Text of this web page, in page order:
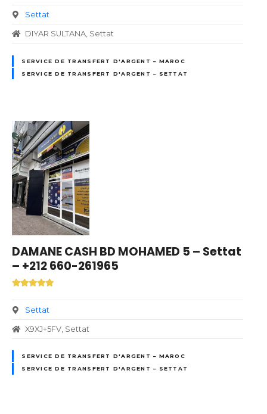
Settat
DIYAR SULTANA, Settat
SERVICE DE TRANSFERT D'ARGENT – MAROC
SERVICE DE TRANSFERT D'ARGENT – SETTAT
DAMANE CASH BD MOHAMED 5 – Settat
– +212 660-261965
Settat
X9XJ+5FV, Settat
SERVICE DE TRANSFERT D'ARGENT – MAROC
SERVICE DE TRANSFERT D'ARGENT – SETTAT